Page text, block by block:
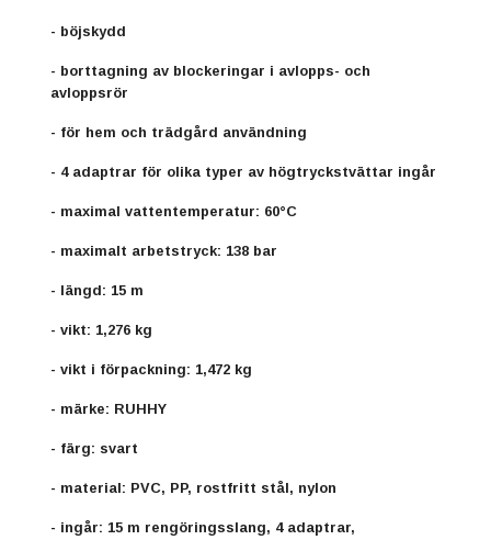
- böjskydd
- borttagning av blockeringar i avlopps- och
avloppsrör
- för hem och trädgård användning
- 4 adaptrar för olika typer av högtryckstvättar ingår
- maximal vattentemperatur: 60°C
- maximalt arbetstryck: 138 bar
- längd: 15 m
- vikt: 1,276 kg
- vikt i förpackning: 1,472 kg
- märke: RUHHY
- färg: svart
- material: PVC, PP, rostfritt stål, nylon
- ingår: 15 m rengöringsslang, 4 adaptrar,